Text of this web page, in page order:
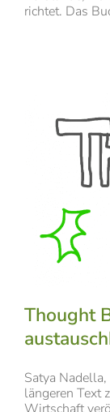
richtet. Das
Thought
Satya
längeren Text